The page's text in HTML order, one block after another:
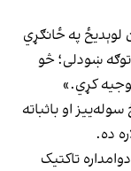
په ځانګړي
ښودلی؛ څو
کړي.»
او باثباته
ده.
تاکتیک